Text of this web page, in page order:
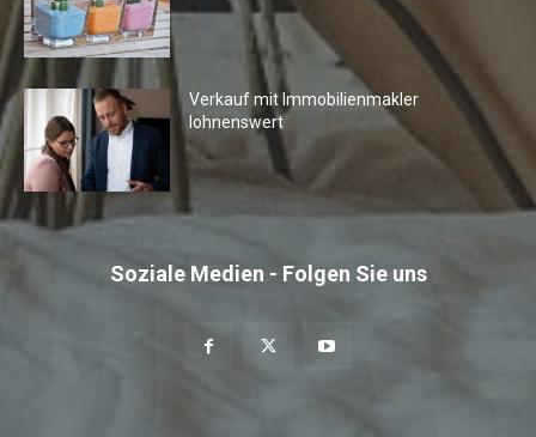
Verkauf mit Immobilienmakler
lohnenswert
Soziale Medien - Folgen Sie uns